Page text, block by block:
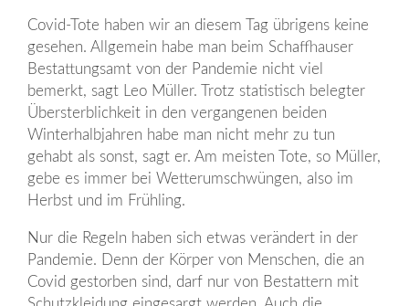
Covid-Tote haben wir an diesem Tag übrigens keine
gesehen. Allgemein habe man beim Schaffhauser
Bestattungsamt von der Pandemie nicht viel
bemerkt, sagt Leo Müller. Trotz statistisch belegter
Übersterblichkeit in den vergangenen beiden
Winterhalbjahren habe man nicht mehr zu tun
gehabt als sonst, sagt er. Am meisten Tote, so Müller,
gebe es immer bei Wetterumschwüngen, also im
Herbst und im Frühling.
Nur die Regeln haben sich etwas verändert in der
Pandemie. Denn der Körper von Menschen, die an
Covid gestorben sind, darf nur von Bestattern mit